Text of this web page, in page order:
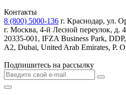
Контакты
8 (800) 5000-136 г. Краснодар, ул.
г. Москва, 4-й Лесной переулок, д.
20335-001, IFZA Business Park,
A2, Dubai, United Arab Emirates, P.
Подпишитесь на рассылку